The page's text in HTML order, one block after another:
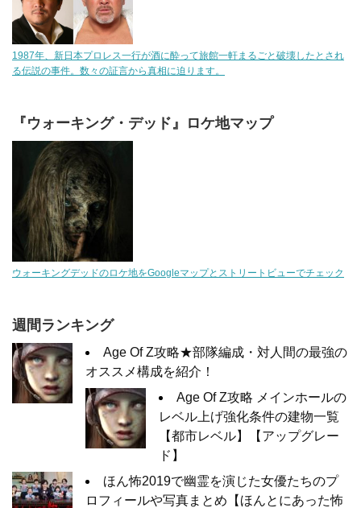
1987年、新日本プロレス一行が酒に酔って旅館一軒まるごと破壊したとされ
る伝説の事件。数々の証言から真相に迫ります。
『ウォーキング・デッド』ロケ地マップ
ウォーキングデッドのロケ地をGoogleマップとストリートビューでチェック
週間ランキング
Age Of Z攻略★部隊編成・対人間の最強の
オススメ構成を紹介！
Age Of Z攻略 メインホールの
レベル上げ強化条件の建物一覧
【都市レベル】【アップグレー
ド】
ほん怖2019で幽霊を演じた女優たちのプ
ロフィールや写真まとめ【ほんとにあった怖